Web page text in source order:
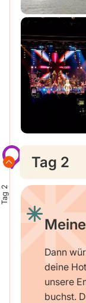
Tag 2
Tag 2
Dann
deine
unsere
buchst.